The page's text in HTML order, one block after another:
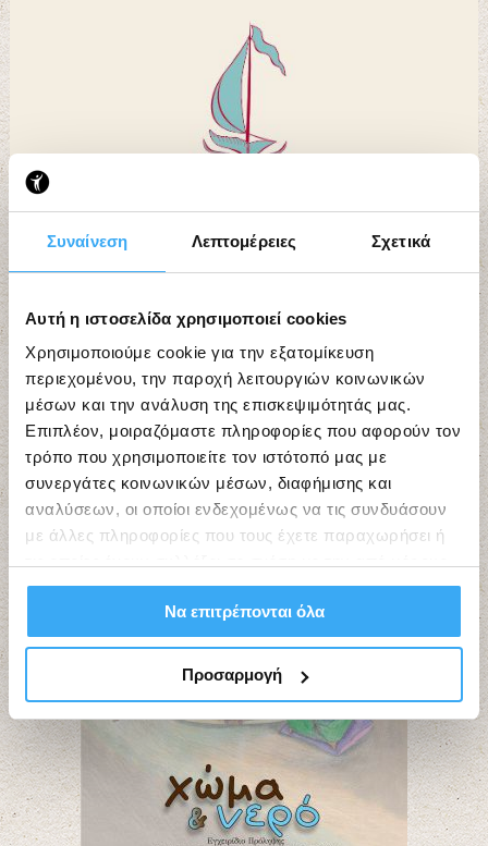
Συναίνεση Λεπτομέρειες Σχετικά
Αυτή η ιστοσελίδα χρησιμοποιεί cookies
Χρησιμοποιούμε cookie για την εξατομίκευση
περιεχομένου, την παροχή λειτουργιών κοινωνικών
μέσων και την ανάλυση της επισκεψιμότητάς μας.
Επιπλέον, μοιραζόμαστε πληροφορίες που αφορούν τον
τρόπο που χρησιμοποιείτε τον ιστότοπό μας με
συνεργάτες κοινωνικών μέσων, διαφήμισης και
αναλύσεων, οι οποίοι ενδεχομένως να τις συνδυάσουν
με άλλες πληροφορίες που τους έχετε παραχωρήσει ή
σας χρήση των υπηρεσιών τους.
Να επιτρέπονται όλα
Προσαρμογή